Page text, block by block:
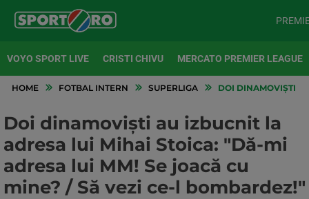
VOYO SPORT LIVE CRISTI CHIVU MERCATO PREMIER LEAGUE
HOME FOTBAL INTERN SUPERLIGA DOI DINAMOVIȘTI
Doi dinamoviști au izbucnit la
adresa lui Mihai Stoica: "Dă-mi
adresa lui MM! Se joacă cu
mine? / Să vezi ce-l bombardez!"